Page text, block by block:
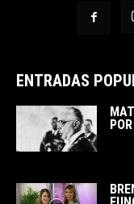
ENTRADAS